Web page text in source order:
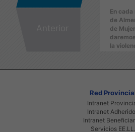
En
de
de
la
Red
Intranet
Intranet
Intranet
Servicios EE.LL.